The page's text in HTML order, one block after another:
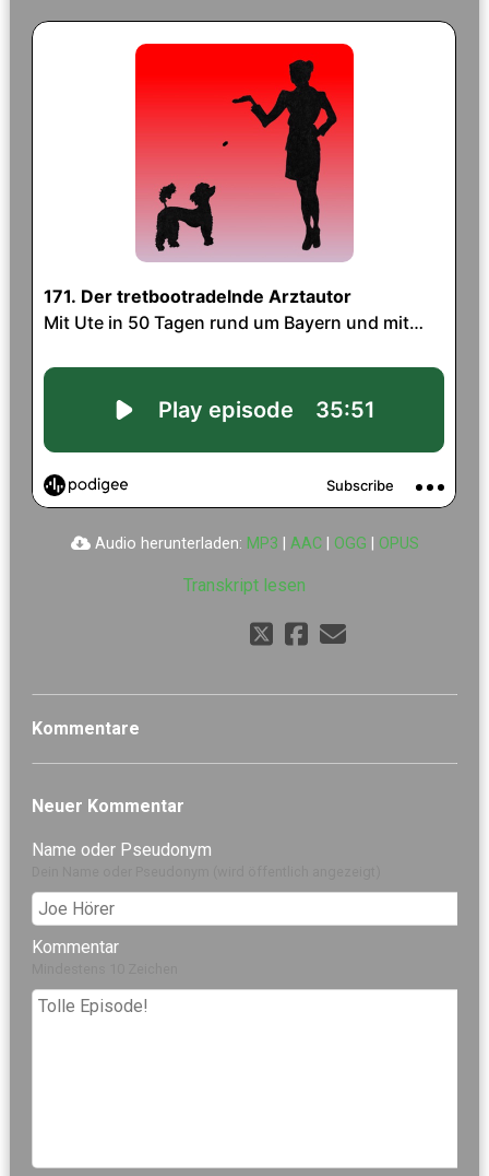
Audio herunterladen: MP3 AAC| OGG OPUS
Transkript lesen
Kommentare
Neuer Kommentar
Name oder Pseudonym
Kommentar